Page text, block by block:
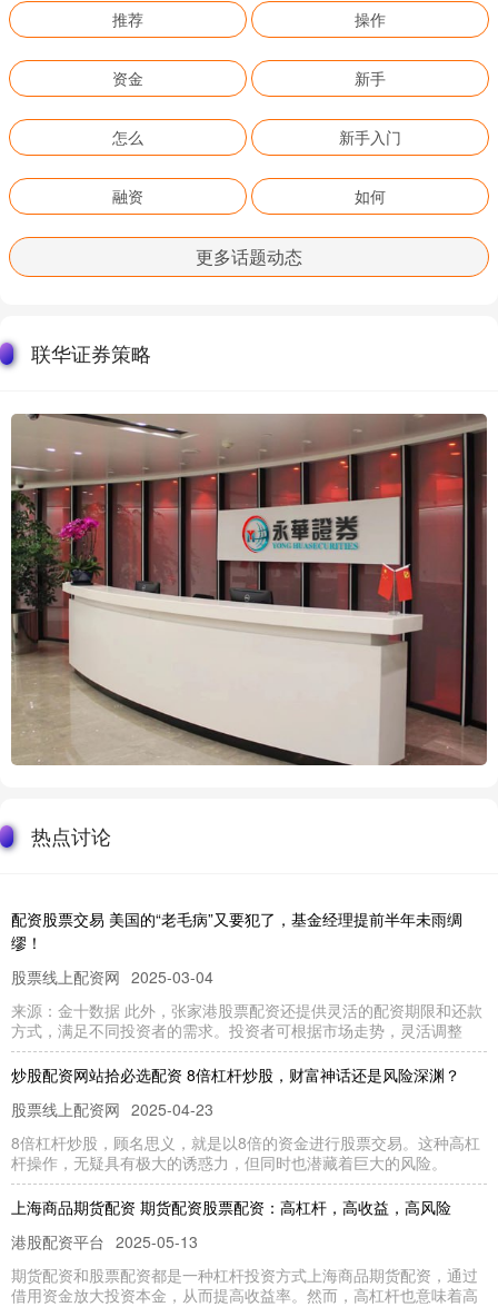
推荐 操作
资金 新手
怎么 新手入门
融资 如何
更多话题动态
联华证券策略
热点讨论
配资股票交易 美国的“老毛病”又要犯了，基金经理提前半年未雨绸
缪！
股票线上配资网 2025-03-04
来源：金十数据 此外，张家港股票配资还提供灵活的配资期限和还款
方式，满足不同投资者的需求。投资者可根据市场走势，灵活调整
炒股配资网站拾必选配资 8倍杠杆炒股，财富神话还是风险深渊？
股票线上配资网 2025-04-23
8倍杠杆炒股，顾名思义，就是以8倍的资金进行股票交易。这种高杠
杆操作，无疑具有极大的诱惑力，但同时也潜藏着巨大的风险。
上海商品期货配资 期货配资股票配资：高杠杆，高收益，高风险
港股配资平台 2025-05-13
期货配资和股票配资都是一种杠杆投资方式上海商品期货配资，通过
借用资金放大投资本金，从而提高收益率。然而，高杠杆也意味着高